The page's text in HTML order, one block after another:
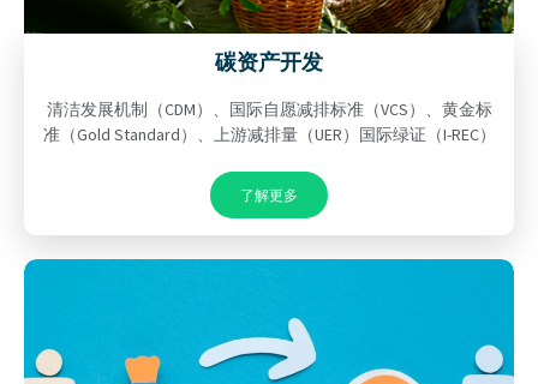
碳资产开发
清洁发展机制（CDM）、国际自愿减排标准（VCS）、黄金标
准（Gold Standard）、上游减排量（UER）国际绿证（I-REC）
了解更多